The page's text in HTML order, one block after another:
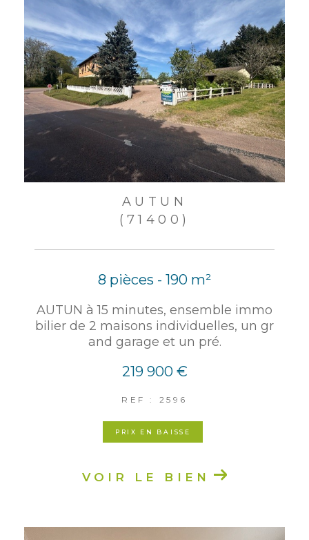
AUTUN
(71400)
8 pièces - 190 m²
AUTUN à 15 minutes, ensemble immo
bilier de 2 maisons individuelles, un gr
and garage et un pré.
219 900 €
REF : 2596
PRIX EN BAISSE
VOIR LE BIEN